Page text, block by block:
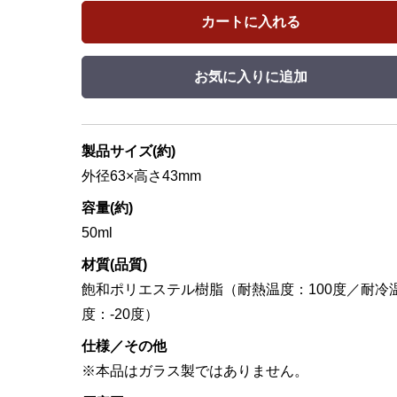
カートに入れる
お気に入りに追加
製品サイズ(約)
外径63×高さ43mm
容量(約)
50ml
材質(品質)
飽和ポリエステル樹脂（耐熱温度：100度／耐冷
度：-20度）
仕様／その他
※本品はガラス製ではありません。